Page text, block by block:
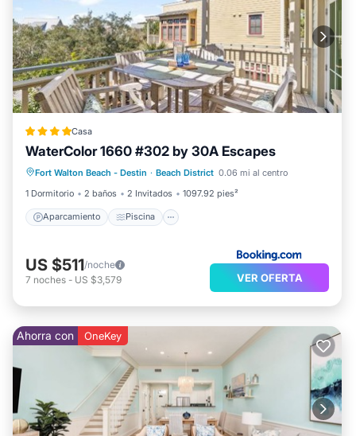
Casa
WaterColor 1660 #302 by 30A Escapes
Fort Walton Beach - Destin · Beach District 0.06 mi al centro
1 Dormitorio
2 baños 2 Invitados 1097.92 pies²
Aparcamiento Piscina
Aparcamiento Piscina
Vistas
Aire acondicionado
US $511/noche
7 noches - US $3,579 VER OFERTA
Ahorra con OneKey